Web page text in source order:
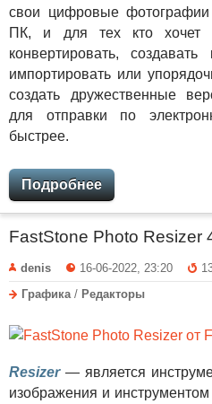
свои цифровые
ПК, и для тех кто хочет
конвертировать,
импортировать или
создать дружественные
для отправки по
быстрее.
Подробнее
FastStone Photo Resizer
denis 16-06-2022, 23:20
Графика / Редакторы
Resizer— является
изображения и